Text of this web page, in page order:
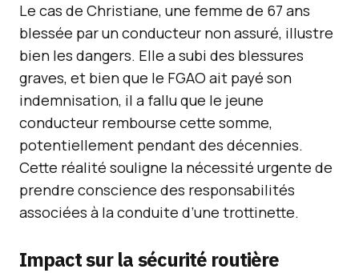
Le cas de Christiane, une femme de 67 ans
blessée par un conducteur non assuré, illustre
bien les dangers. Elle a subi des blessures
graves, et bien que le FGAO ait payé son
indemnisation, il a fallu que le jeune
conducteur rembourse cette somme,
potentiellement pendant des décennies.
Cette réalité souligne la nécessité urgente de
prendre conscience des responsabilités
associées à la conduite d’une trottinette.
Impact sur la sécurité routière